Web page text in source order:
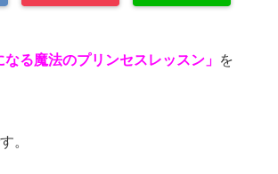
なる魔法のプリンセスレッスン」 を
。